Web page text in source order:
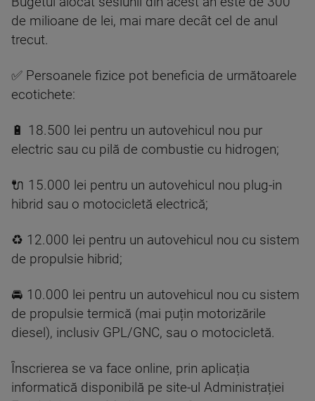
de milioane de lei, mai mare decât cel de anul
trecut.
✅ Persoanele fizice pot beneficia de următoarele
ecotichete:
🔋 18.500 lei pentru un autovehicul nou pur
electric sau cu pilă de combustie cu hidrogen;
🔌 15.000 lei pentru un autovehicul nou plug-in
hibrid sau o motocicletă electrică;
♻️ 12.000 lei pentru un autovehicul nou cu sistem
de propulsie hibrid;
🚘 10.000 lei pentru un autovehicul nou cu sistem
de propulsie termică (mai puțin motorizările
diesel), inclusiv GPL/GNC, sau o motocicletă.
Înscrierea se va face online, prin aplicația
informatică disponibilă pe site-ul Administrației